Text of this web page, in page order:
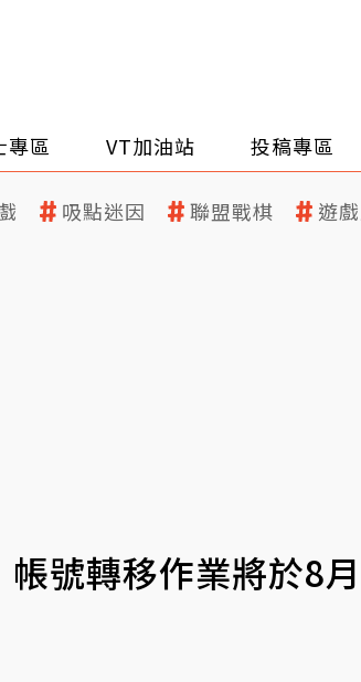
專區 VT加油站 投稿專區
吸點迷因 聯盟戰棋 遊
號轉移作業將於8